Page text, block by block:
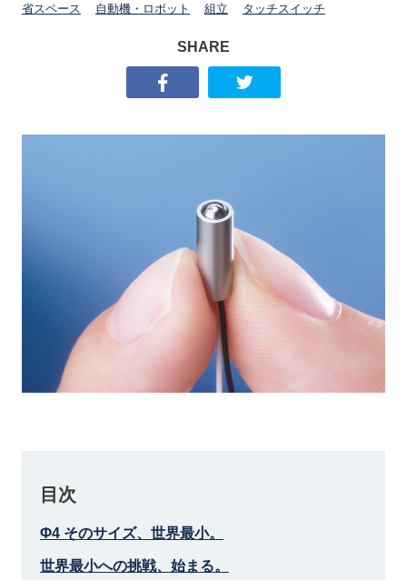
省スペース 自動機・ロボット 組立 タッチスイッチ
SHARE
目次
Φ4 そのサイズ、世界最小。
世界最小への挑戦、始まる。